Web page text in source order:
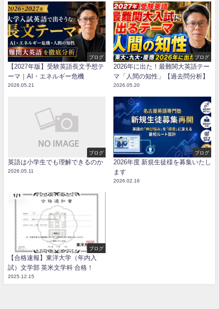
ブログ
【2027年版】受験英語長文予想テ
ーマ｜AI・エネルギー危機
2026.05.21
ブログ
2026年に出た！最難関大英語テー
マ「人間の知性」【過去問分析】
2026.05.20
ブログ
英語は小学生でも理解できるのか
2026.05.11
ブログ
2026年度 新規生徒様を募集いたし
ます
2026.02.16
ブログ
【合格速報】東洋大学（年内入
試）文学部 英米文学科 合格！
2025.12.15